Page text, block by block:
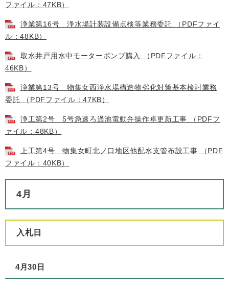
ファイル：47KB）
浄業第16号 浄水場計装設備点検等業務委託 （PDFファイ
ル：48KB）
取水井戸用水中モーターポンプ購入 （PDFファイル：
46KB）
浄業第13号 物集女西浄水場構造物劣化対策基本検討業務
委託 （PDFファイル：47KB）
浄工第2号 5号急速ろ過池電動弁操作卓更新工事 （PDFフ
ァイル：48KB）
上工第4号 物集女町北ノ口地区他配水支管布設工事 （PDF
ファイル：40KB）
4月
入札日
4月30日